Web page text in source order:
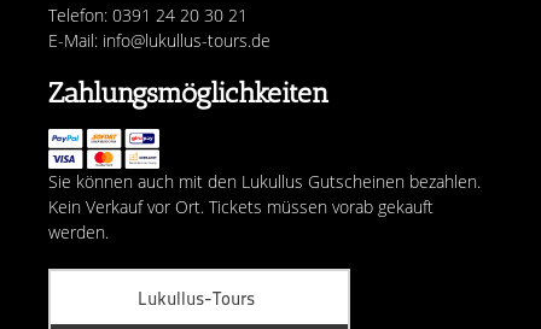
Telefon: 0391 24 20 30 21
E-Mail: info@lukullus-tours.de
Zahlungsmöglichkeiten
Sie können auch mit den Lukullus Gutscheinen bezahlen.
Kein Verkauf vor Ort. Tickets müssen vorab gekauft
werden.